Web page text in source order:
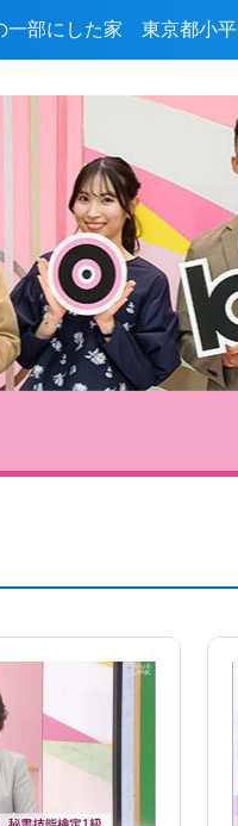
一部にした家 東京都小平